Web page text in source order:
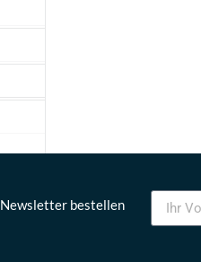
Newsletter bestellen